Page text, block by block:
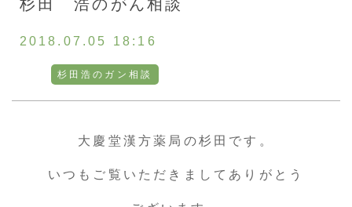
採用情報
通販
杉田 浩のがん相談
2018.07.05 18:16
杉田浩のガン相談
大慶堂漢方薬局の杉田です。
いつもご覧いただきましてありがとう